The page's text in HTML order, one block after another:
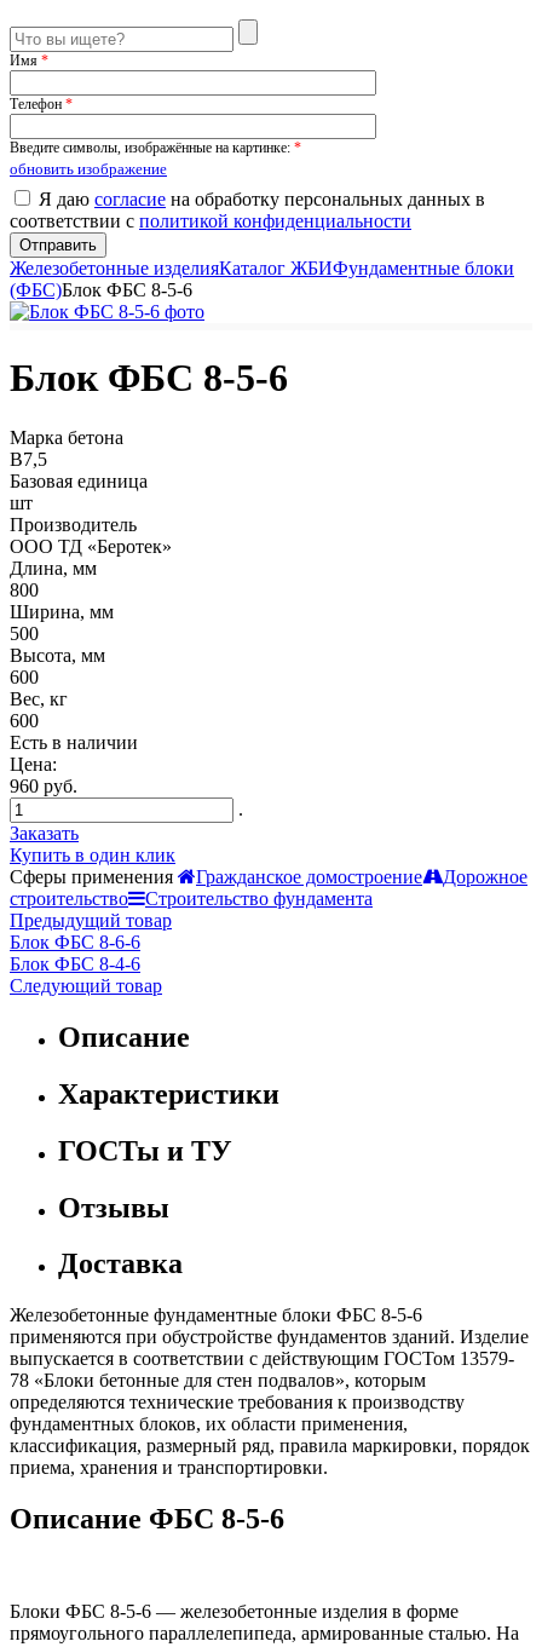
Имя *
Телефон *
Введите символы, изображённые на картинке: *
обновить изображение
Я даю согласие на обработку персональных данных в
соответствии с политикой конфиденциальности
Железобетонные изделияКаталог ЖБИФундаментные блоки
(ФБС)Блок ФБС 8-5-6
Блок ФБС 8-5-6
Марка бетона
B7,5
Базовая единица
шт
Производитель
ООО ТД «Беротек»
Длина, мм
800
Ширина, мм
500
Высота, мм
600
Вес, кг
600
Есть в наличии
Цена:
960 руб.
.
Заказать
Купить в один клик
Сферы применения
Гражданское домостроение
Дорожное
строительство
Строительство фундамента
Предыдущий товар
Блок ФБС 8-6-6
Блок ФБС 8-4-6
Следующий товар
Описание
Характеристики
ГОСТы и ТУ
Отзывы
Доставка
Железобетонные фундаментные блоки ФБС 8-5-6
применяются при обустройстве фундаментов зданий. Изделие
выпускается в соответствии с действующим ГОСТом 13579-
78 «Блоки бетонные для стен подвалов», которым
определяются технические требования к производству
фундаментных блоков, их области применения,
классификация, размерный ряд, правила маркировки, порядок
приема, хранения и транспортировки.
Описание ФБС 8-5-6
Блоки ФБС 8-5-6 — железобетонные изделия в форме
прямоугольного параллелепипеда, армированные сталью. На